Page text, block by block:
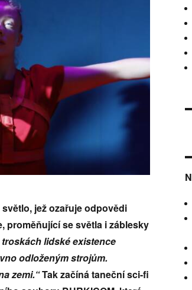
jež ozařuje odpovědi
proměňující se světla i záblesky
lidské existence
odloženým strojům.
zemi.“Tak začíná taneční sci-fi